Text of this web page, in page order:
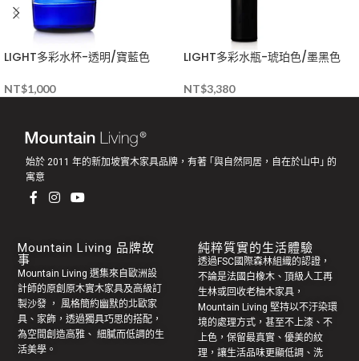
LIGHT多彩水杯-透明/寶藍色
NT$1,000
LIGHT多彩水瓶-琥珀色/墨黑色
NT$3,380
始於 2011 年的新加坡實木家具品牌，有著 ｢與自然同居，自在於山中｣ 的
寓意
Mountain Living 品牌故
事
Mountain Living 選集來自歐洲設
計師的原創 原木實木家具及高級訂
製沙發 ， 風格簡約幽默的北歐家
具 、家飾，透過獨具巧思的搭配，
為空間創造高雅、 細膩而低調的生
活美學。
純粹質實的生活體驗
透過FSC國際森林組織的認證，
不論是法國白橡木、頂級人工再
生林或回收老柚木家具 ，
Mountain Living 堅持以不汙染環
境的處理方式，甚至不上漆、不
上色，保留最真實、優美的紋
理，讓生活品味更顯低調、洗